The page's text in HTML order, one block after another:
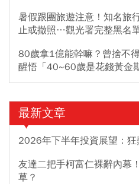
暑假跟團旅遊注意！知名旅
止或撤照…觀光署完整黑名
80歲拿1億能幹嘛？曾捨不
醒悟「40~60歲是花錢黃金
最新文章
2026年下半年投資展望：
友達二把手柯富仁裸辭內幕
草？